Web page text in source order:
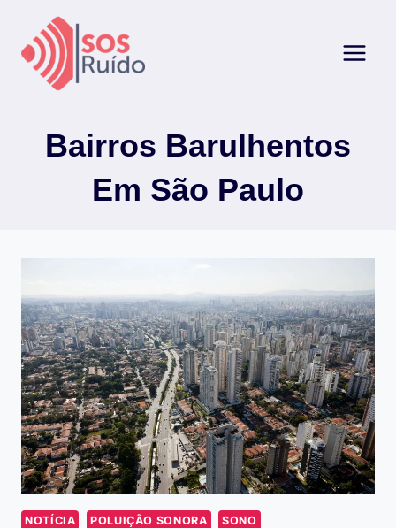
Conteúdo
Bairros Barulhentos
Em São Paulo
NOTÍCIA POLUIÇÃO SONORA SONO